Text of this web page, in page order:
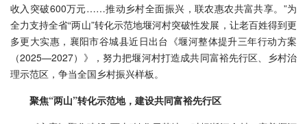
收入突破600万元……推动乡村全面振兴，联农惠农共富共享。”为
全力支持全省“两山”转化示范地堰河村突破性发展，让老百姓得到更
多更大实惠，襄阳市谷城县近日出台《堰河整体提升三年行动方案
（2025—2027）》，努力把堰河村打造成共同富裕先行区、乡村治
理示范区，争当全国乡村振兴样板。
聚焦“两山”转化示范地，建设共同富裕先行区